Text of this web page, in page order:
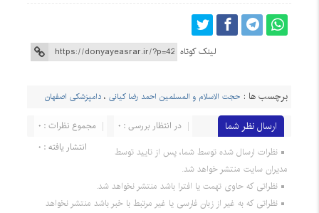
لینک کوتاه
برچسب ها : حجت الاسلام و المسلمین احمد رضا کیانی ،دامپزشکی اصفهان
ارسال نظر شما مجموع نظرات : 0
در انتظار بررسی : 0
انتشار یافته : 0
نظرات ارسال شده توسط شما، پس از تایید توسط
مدیران سایت منتشر خواهد شد.
نظراتی که حاوی تهمت یا افترا باشد منتشر نخواهد شد.
نظراتی که به غیر از زبان فارسی یا غیر مرتبط با خبر باشد منتشر نخواهد